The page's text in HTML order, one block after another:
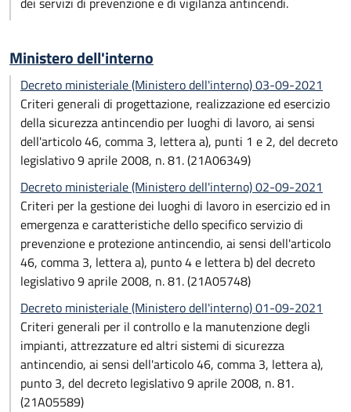
Ministero dell'interno
Decreto ministeriale (Ministero dell'interno) 03-09-2021
Criteri generali di progettazione, realizzazione ed esercizio
della sicurezza antincendio per luoghi di lavoro, ai sensi
dell'articolo 46, comma 3, lettera a), punti 1 e 2, del decreto
legislativo 9 aprile 2008, n. 81. (21A06349)
Decreto ministeriale (Ministero dell'interno) 02-09-2021
Criteri per la gestione dei luoghi di lavoro in esercizio ed in
emergenza e caratteristiche dello specifico servizio di
prevenzione e protezione antincendio, ai sensi dell'articolo
46, comma 3, lettera a), punto 4 e lettera b) del decreto
legislativo 9 aprile 2008, n. 81. (21A05748)
Decreto ministeriale (Ministero dell'interno) 01-09-2021
Criteri generali per il controllo e la manutenzione degli
impianti, attrezzature ed altri sistemi di sicurezza
antincendio, ai sensi dell'articolo 46, comma 3, lettera a),
punto 3, del decreto legislativo 9 aprile 2008, n. 81.
(21A05589)